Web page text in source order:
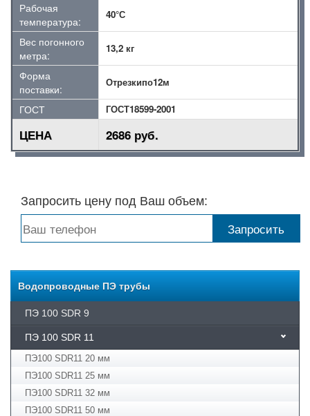
Рабочая
температура:
40°С
Вес погонного
метра:
13,2 кг
Форма
поставки:
Отрезкипо12м
ГОСТ ГОСТ18599-2001
ЦЕНА 2686 руб.
Запросить цену под Ваш объем:
Водопроводные ПЭ трубы
ПЭ 100 SDR 9
ПЭ 100 SDR 11
ПЭ100 SDR11 20 мм
ПЭ100 SDR11 25 мм
ПЭ100 SDR11 32 мм
ПЭ100 SDR11 50 мм